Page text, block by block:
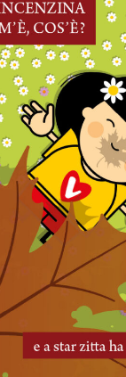
22 Novembre, 2025